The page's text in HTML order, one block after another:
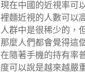
現在中國的近視率可
裡麵近視的人數可以
人群中是很稀少的，
那麼人們都會覺得這
在隨著手機的持有率
度可以說是越來越嚴